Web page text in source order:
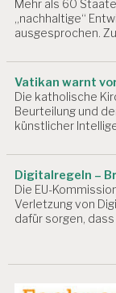
Mehr als 60
„nachhaltige“
ausgesprochen.
Vatikan warnt
Die katholische
Beurteilung und
künstlicher
Digitalregeln –
Die EU-
Verletzung von
dafür sorgen,